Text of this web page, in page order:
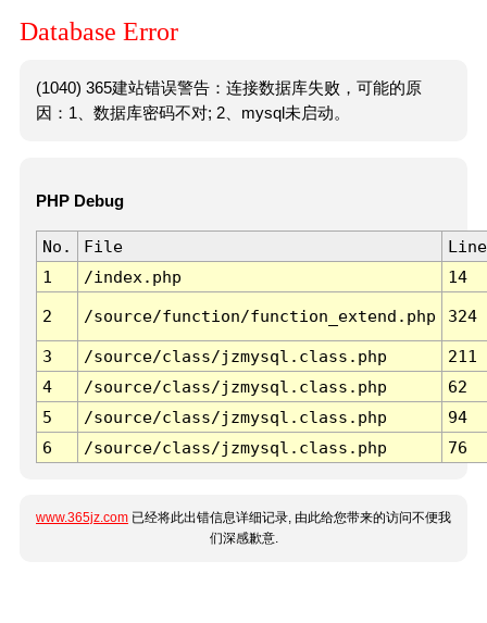
Database Error
(1040) 365建站错误警告：连接数据库失败，可能的原
因：1、数据库密码不对; 2、mysql未启动。
PHP Debug
No. File
Line
1
/index.php 14
2 /source/function/function_extend.php 324
3 /source/class/jzmysql.class.php
211
4
/source/class/jzmysql.class.php
62
5
/source/class/jzmysql.class.php
94
6
/source/class/jzmysql.class.php 76
www.365jz.com 已经将此出错信息详细记录, 由此给您带来的访问不便我
们深感歉意.